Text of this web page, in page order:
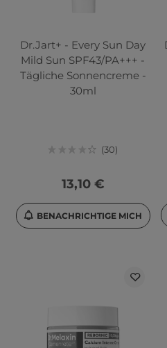
Dr.Jart+ - Every Sun Day
Mild Sun SPF43/PA+++ -
Tägliche Sonnencreme -
30ml
30
13,10 €
BENACHRICHTIGE MICH